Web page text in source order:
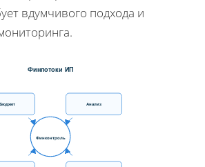
вдумчивого подхода и
Финпотоки ИП
Бюджет Анализ
Финконтроль